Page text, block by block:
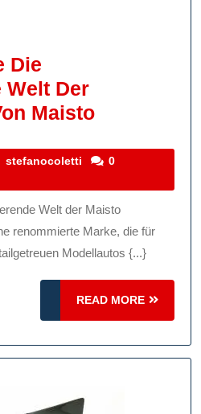
Die
Welt Der
MaistoEntdecken
Die
Welt
Der
Von
Maisto
stefanocoletti stefanocoletti
0
renommierte Marke, die für
Modellautos {...}
READ MORE
READ
MORE